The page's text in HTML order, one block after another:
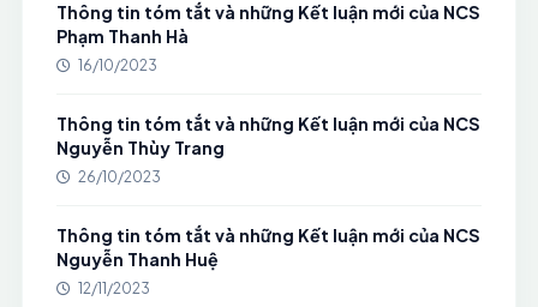
Thông tin tóm tắt và những Kết luận mới của NCS
Phạm Thanh Hà
16/10/2023
Thông tin tóm tắt và những Kết luận mới của NCS
Nguyễn Thùy Trang
26/10/2023
Thông tin tóm tắt và những Kết luận mới của NCS
Nguyễn Thanh Huệ
12/11/2023